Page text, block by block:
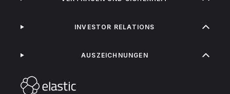
INVESTOR RELATIONS
AUSZEICHNUNGEN